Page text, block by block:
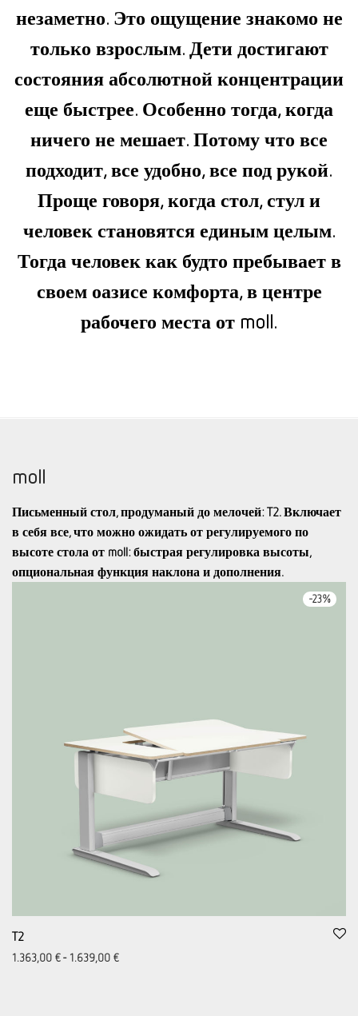
незаметно. Это ощущение знакомо не
только взрослым. Дети достигают
состояния абсолютной концентрации
еще быстрее. Особенно тогда, когда
ничего не мешает. Потому что все
подходит, все удобно, все под рукой.
Проще говоря, когда стол, стул и
человек становятся единым целым.
Тогда человек как будто пребывает в
своем оазисе комфорта, в центре
рабочего места от moll.
moll
Письменный стол, продуманый до мелочей: T2. Включает
в себя все, что можно ожидать от регулируемого по
высоте стола от moll: быстрая регулировка высоты,
опциональная функция наклона и дополнения.
-23%
T2
1.363,00 €- 1.639,00 €